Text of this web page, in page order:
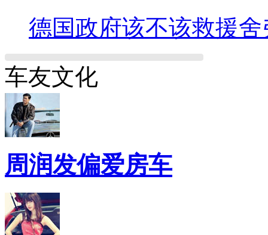
德国政府该不该救援舍
车友文化
周润发偏爱房车